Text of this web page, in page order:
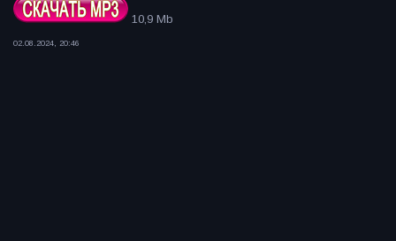
10,9 Mb
02.08.2024, 20:46